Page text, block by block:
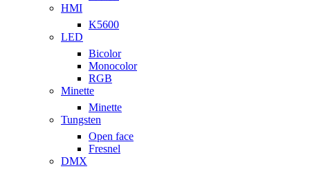
HMI
K5600
LED
Bicolor
Monocolor
RGB
Minette
Minette
Tungsten
Open face
Fresnel
DMX